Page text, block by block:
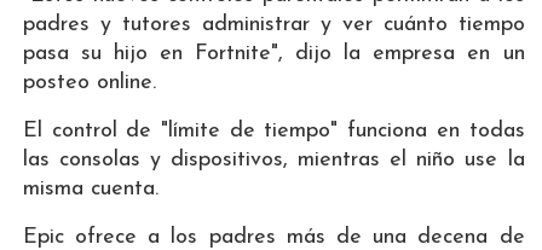
padres y tutores administrar y ver cuánto tiempo
pasa su hijo en Fortnite", dijo la empresa en un
posteo online.
El control de "límite de tiempo" funciona en todas
las consolas y dispositivos, mientras el niño use la
misma cuenta.
Epic ofrece a los padres más de una decena de